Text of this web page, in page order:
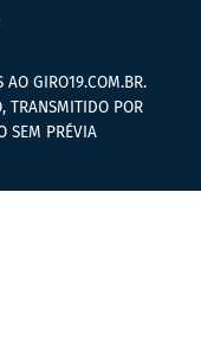
GIRO19.COM.BR.
TRANSMITIDO POR
SEM PRÉVIA